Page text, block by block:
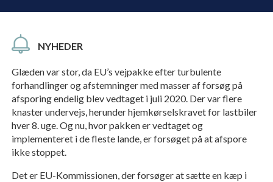
NYHEDER
Glæden var stor, da EU’s vejpakke efter turbulente
forhandlinger og afstemninger med masser af forsøg på
afsporing endelig blev vedtaget i juli 2020. Der var flere
knaster undervejs, herunder hjemkørselskravet for lastbiler
hver 8. uge. Og nu, hvor pakken er vedtaget og
implementeret i de fleste lande, er forsøget på at afspore
ikke stoppet.
Det er EU-Kommissionen, der forsøger at sætte en kæp i